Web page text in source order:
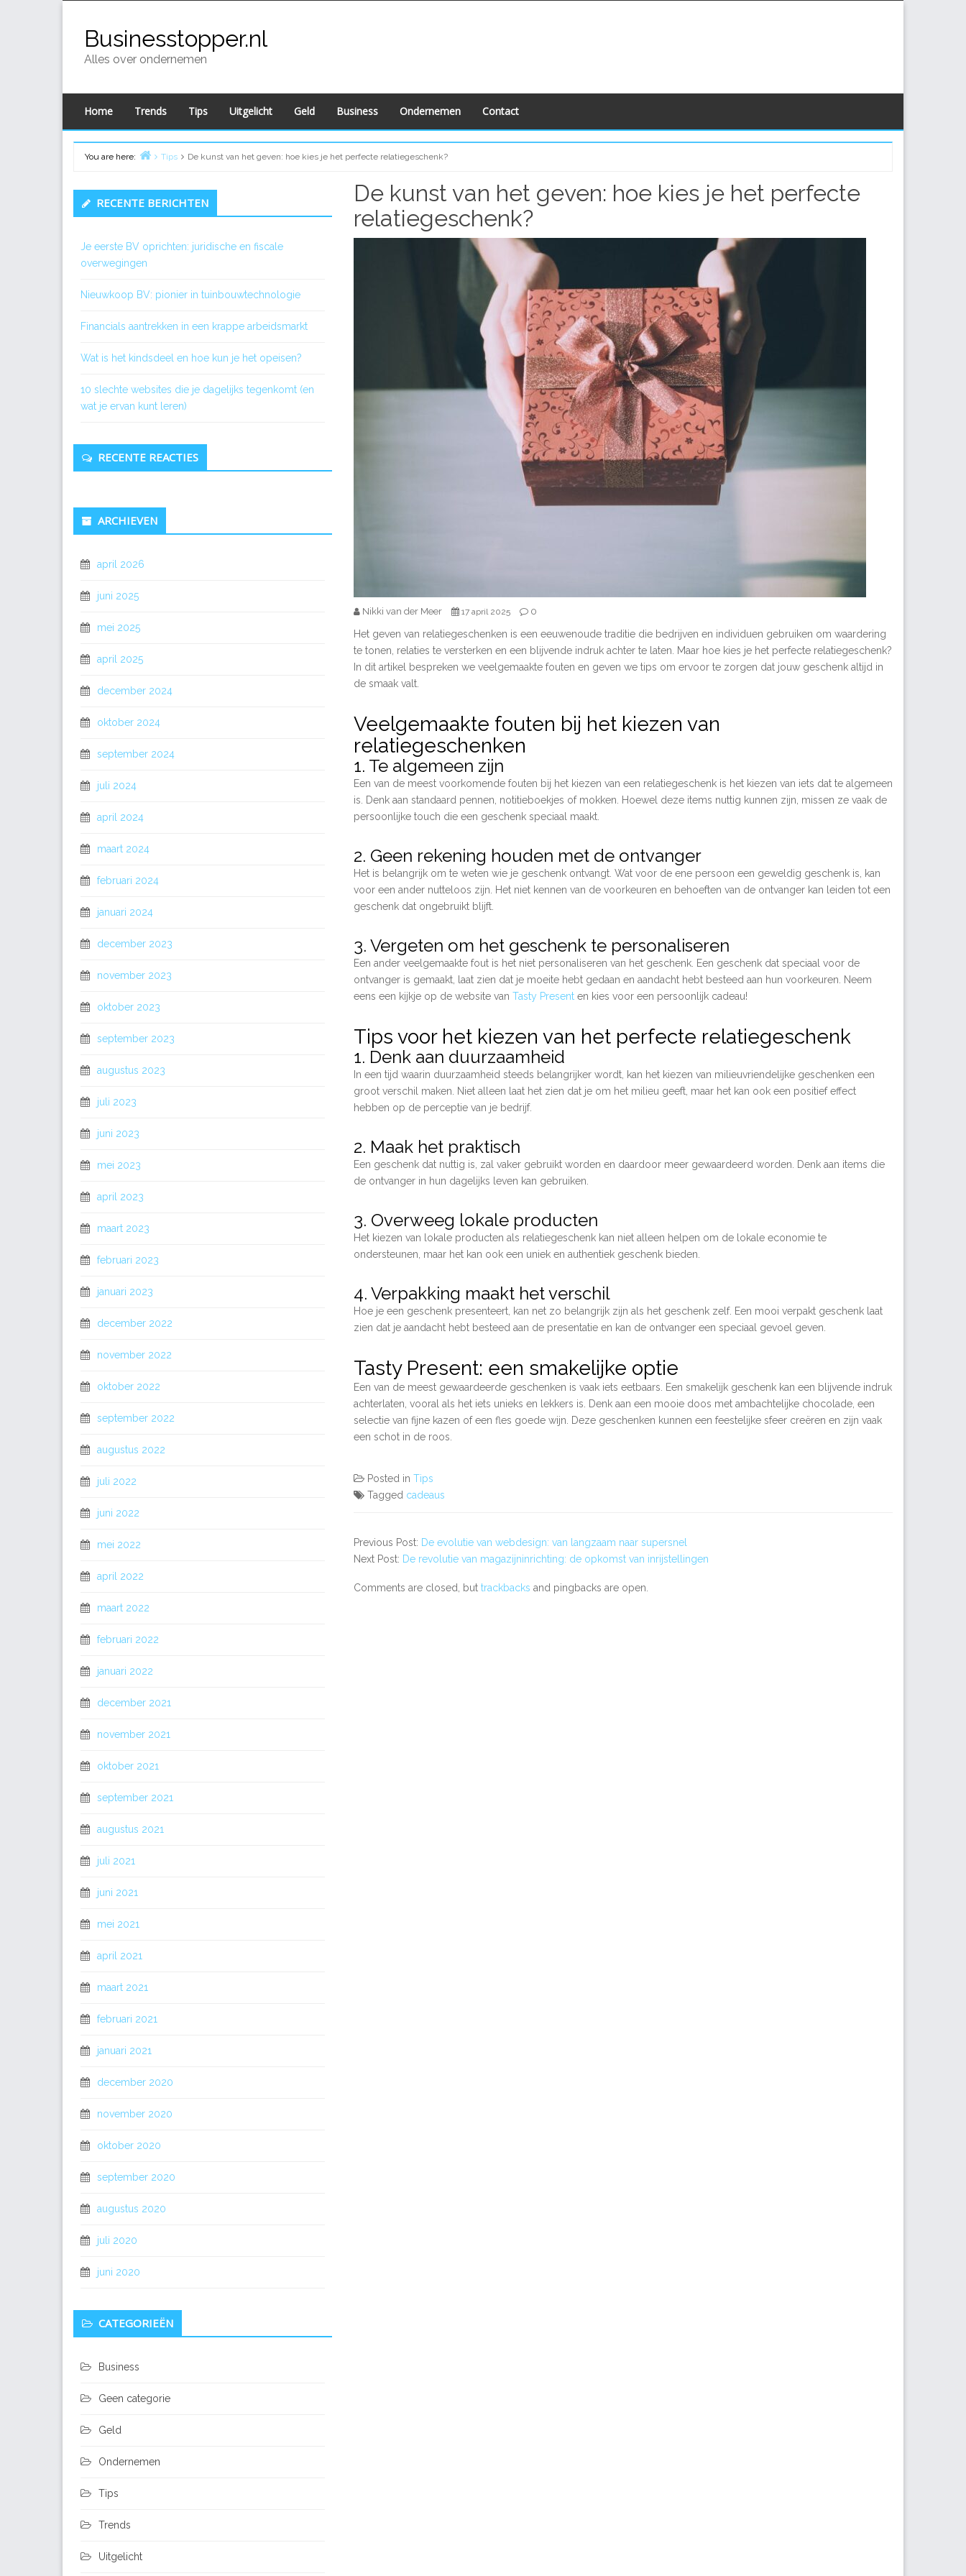
contentBusinesstopper.nl
Alles over ondernemen
Home Trends Tips Uitgelicht Geld Business Ondernemen Contact
You are here:
Tips De kunst van het geven: hoe kies je het perfecte relatiegeschenk?
Primary
Sidebar
RECENTE BERICHTEN
Je eerste BV oprichten: juridische en fiscale
overwegingen
Nieuwkoop BV: pionier in tuinbouwtechnologie
Financials aantrekken in een krappe arbeidsmarkt
Wat is het kindsdeel en hoe kun je het opeisen?
10 slechte websites die je dagelijks tegenkomt (en
wat je ervan kunt leren)
RECENTE REACTIES
ARCHIEVEN
april 2026
juni 2025
mei 2025
april 2025
december 2024
oktober 2024
september 2024
juli 2024
april 2024
maart 2024
februari 2024
januari 2024
december 2023
november 2023
oktober 2023
september 2023
augustus 2023
juli 2023
juni 2023
mei 2023
april 2023
maart 2023
februari 2023
januari 2023
december 2022
november 2022
oktober 2022
september 2022
augustus 2022
juli 2022
juni 2022
mei 2022
april 2022
maart 2022
februari 2022
januari 2022
december 2021
november 2021
oktober 2021
september 2021
augustus 2021
juli 2021
juni 2021
mei 2021
april 2021
maart 2021
februari 2021
januari 2021
december 2020
november 2020
oktober 2020
september 2020
augustus 2020
juli 2020
juni 2020
CATEGORIEËN
Business
Geen categorie
Geld
Ondernemen
Tips
Trends
Uitgelicht
De kunst van het geven: hoe kies je het perfecte
relatiegeschenk?
Nikki van der Meer 17 april 2025 0
Het geven van relatiegeschenken is een eeuwenoude traditie die bedrijven en individuen gebruiken om waardering
te tonen, relaties te versterken en een blijvende indruk achter te laten. Maar hoe kies je het perfecte relatiegeschenk?
In dit artikel bespreken we veelgemaakte fouten en geven we tips om ervoor te zorgen dat jouw geschenk altijd in
de smaak valt.
Veelgemaakte fouten bij het kiezen van
relatiegeschenken
1. Te algemeen zijn
Een van de meest voorkomende fouten bij het kiezen van een relatiegeschenk is het kiezen van iets dat te algemeen
is. Denk aan standaard pennen, notitieboekjes of mokken. Hoewel deze items nuttig kunnen zijn, missen ze vaak de
persoonlijke touch die een geschenk speciaal maakt.
2. Geen rekening houden met de ontvanger
Het is belangrijk om te weten wie je geschenk ontvangt. Wat voor de ene persoon een geweldig geschenk is, kan
voor een ander nutteloos zijn. Het niet kennen van de voorkeuren en behoeften van de ontvanger kan leiden tot een
geschenk dat ongebruikt blijft.
3. Vergeten om het geschenk te personaliseren
Een ander veelgemaakte fout is het niet personaliseren van het geschenk. Een geschenk dat speciaal voor de
ontvanger is gemaakt, laat zien dat je moeite hebt gedaan en aandacht hebt besteed aan hun voorkeuren. Neem
eens een kijkje op de website van Tasty Present en kies voor een persoonlijk cadeau!
Tips voor het kiezen van het perfecte relatiegeschenk
1. Denk aan duurzaamheid
In een tijd waarin duurzaamheid steeds belangrijker wordt, kan het kiezen van milieuvriendelijke geschenken een
groot verschil maken. Niet alleen laat het zien dat je om het milieu geeft, maar het kan ook een positief effect
hebben op de perceptie van je bedrijf.
2. Maak het praktisch
Een geschenk dat nuttig is, zal vaker gebruikt worden en daardoor meer gewaardeerd worden. Denk aan items die
de ontvanger in hun dagelijks leven kan gebruiken.
3. Overweeg lokale producten
Het kiezen van lokale producten als relatiegeschenk kan niet alleen helpen om de lokale economie te
ondersteunen, maar het kan ook een uniek en authentiek geschenk bieden.
4. Verpakking maakt het verschil
Hoe je een geschenk presenteert, kan net zo belangrijk zijn als het geschenk zelf. Een mooi verpakt geschenk laat
zien dat je aandacht hebt besteed aan de presentatie en kan de ontvanger een speciaal gevoel geven.
Tasty Present: een smakelijke optie
Een van de meest gewaardeerde geschenken is vaak iets eetbaars. Een smakelijk geschenk kan een blijvende indruk
achterlaten, vooral als het iets unieks en lekkers is. Denk aan een mooie doos met ambachtelijke chocolade, een
selectie van fijne kazen of een fles goede wijn. Deze geschenken kunnen een feestelijke sfeer creëren en zijn vaak
een schot in de roos.
Posted in Tips
Tagged cadeaus
Previous Post: De evolutie van webdesign: van langzaam naar supersnel
Next Post: De revolutie van magazijninrichting: de opkomst van inrijstellingen
Comments are closed, but trackbacks and pingbacks are open.